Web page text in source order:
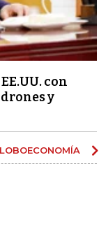
con
y